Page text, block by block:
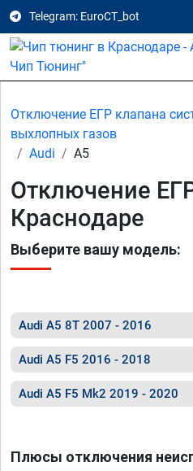
Telegram: EuroCT_bot
Отключение ЕГР клапана
выхлопных газов
Audi
A5
Отключение
Краснодаре
Выберите вашу модель:
Audi A5 8T 2007 - 2016
Audi A5 F5 2016 - 2018
Audi A5 F5 Mk2 2019 - 2020
Плюсы отключения